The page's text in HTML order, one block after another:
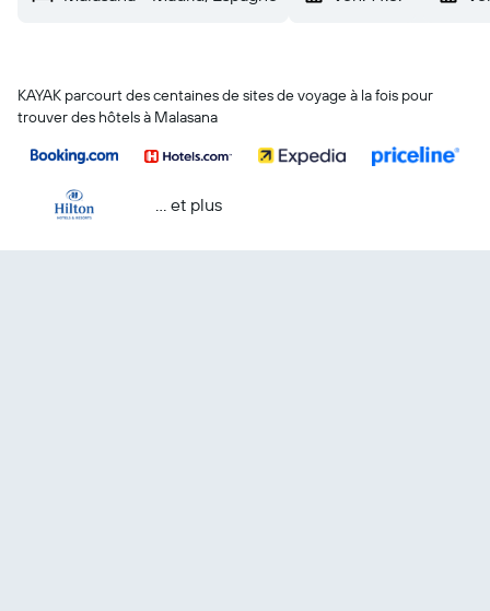
KAYAK parcourt des centaines de sites de voyage à la fois pour
trouver des hôtels à Malasana
… et plus